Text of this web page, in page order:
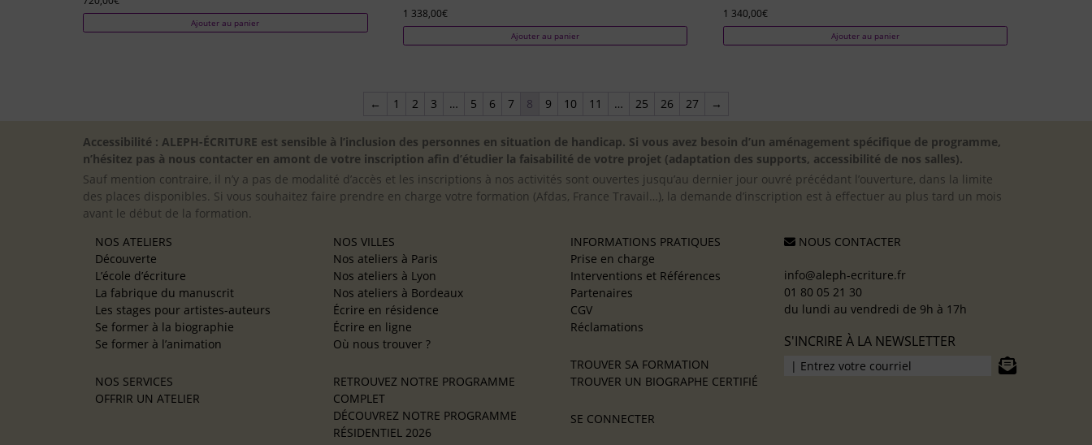
Ajouter au panier
1 338,00€
Ajouter au panier
1 340,00€
Ajouter au panier
← 1 2 3 … 5 6 7 8 9 10 11 … 25 26 27 →
Accessibilité : ALEPH-ÉCRITURE est sensible à l’inclusion des personnes en situation de handicap. Si vous avez besoin d’un aménagement spécifique de programme,
n’hésitez pas à nous contacter en amont de votre inscription afin d’étudier la faisabilité de votre projet (adaptation des supports, accessibilité de nos salles).
Sauf mention contraire, il n’y a pas de modalité d’accès et les inscriptions à nos activités sont ouvertes jusqu’au dernier jour ouvré précédant l’ouverture, dans la limite
des places disponibles. Si vous souhaitez faire prendre en charge votre formation (Afdas, France Travail…), la demande d’inscription est à effectuer au plus tard un mois
avant le début de la formation.
NOS ATELIERS
Découverte
L’école d’écriture
La fabrique du manuscrit
Les stages pour artistes-auteurs
Se former à la biographie
Se former à l’animation
NOS SERVICES
OFFRIR UN ATELIER
NOS VILLES
Nos ateliers à Paris
Nos ateliers à Lyon
Nos ateliers à Bordeaux
Écrire en résidence
Écrire en ligne
Où nous trouver ?
RETROUVEZ NOTRE PROGRAMME
COMPLET
DÉCOUVREZ NOTRE PROGRAMME
RÉSIDENTIEL 2026
INFORMATIONS PRATIQUES
Prise en charge
Interventions et Références
Partenaires
CGV
Réclamations
TROUVER SA FORMATION
TROUVER UN BIOGRAPHE CERTIFIÉ
SE CONNECTER
NOUS CONTACTER
info@aleph-ecriture.fr
01 80 05 21 30
du lundi au vendredi de 9h à 17h
S'INCRIRE À LA NEWSLETTER